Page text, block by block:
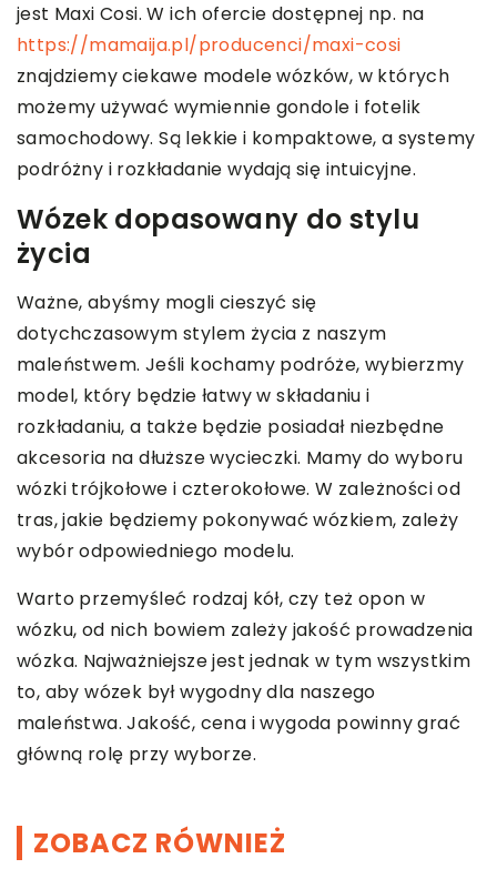
jest Maxi Cosi. W ich ofercie dostępnej np. na
https://mamaija.pl/producenci/maxi-cosi
znajdziemy ciekawe modele wózków, w których
możemy używać wymiennie gondole i fotelik
samochodowy. Są lekkie i kompaktowe, a systemy
podróżny i rozkładanie wydają się intuicyjne.
Wózek dopasowany do stylu
życia
Ważne, abyśmy mogli cieszyć się
dotychczasowym stylem życia z naszym
maleństwem. Jeśli kochamy podróże, wybierzmy
model, który będzie łatwy w składaniu i
rozkładaniu, a także będzie posiadał niezbędne
akcesoria na dłuższe wycieczki. Mamy do wyboru
wózki trójkołowe i czterokołowe. W zależności od
tras, jakie będziemy pokonywać wózkiem, zależy
wybór odpowiedniego modelu.
Warto przemyśleć rodzaj kół, czy też opon w
wózku, od nich bowiem zależy jakość prowadzenia
wózka. Najważniejsze jest jednak w tym wszystkim
to, aby wózek był wygodny dla naszego
maleństwa. Jakość, cena i wygoda powinny grać
główną rolę przy wyborze.
ZOBACZ RÓWNIEŻ